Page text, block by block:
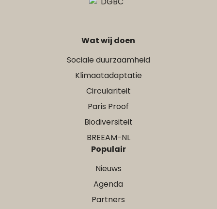
Wat wij doen
Sociale duurzaamheid
Klimaatadaptatie
Circulariteit
Paris Proof
Biodiversiteit
BREEAM-NL
Populair
Nieuws
Agenda
Partners